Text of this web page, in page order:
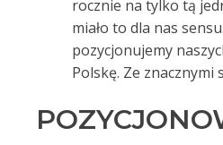
rocznie na tylko tą
miało to dla nas
pozycjonujemy
Polskę. Ze znacznymi